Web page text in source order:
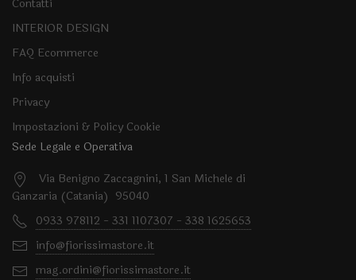
Contatti
INTERIOR DESIGN
FAQ Ecommerce
Info acquisti
Privacy
Impostazioni & Policy Cookie
Sede Legale e Operativa
Via Benigno Zaccagnini, 1 San Michele di
Ganzaria (Catania) 95040
0933 978112 - 331 1107307 - 338 1625653
info@fiorissimastore.it
mag.ordini@fiorissimastore.it